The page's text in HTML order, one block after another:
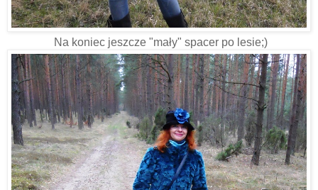
Na koniec jeszcze "mały" spacer po lesie;)